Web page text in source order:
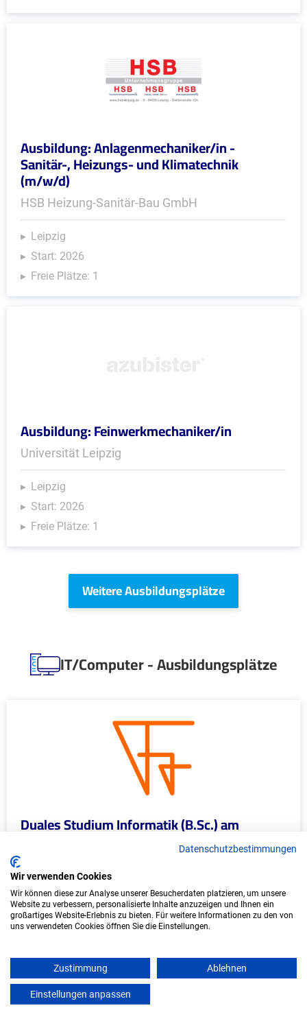
Ausbildung: Anlagenmechaniker/in -
Sanitär-, Heizungs- und Klimatechnik
(m/w/d)
HSB Heizung-Sanitär-Bau GmbH
Leipzig
Start: 2026
Freie Plätze: 1
Ausbildung: Feinwerkmechaniker/in
Universität Leipzig
Leipzig
Start: 2026
Freie Plätze: 1
Weitere Ausbildungsplätze
IT/Computer - Ausbildungsplätze
Duales Studium Informatik (B.Sc.) am
virtuellen Campus - IFIS-FR GmbH
In Kooperation mit IU Duales Studium
(Internationale Hochschule)
Start: Oktober 2026
Freie Plätze: 1
Datenschutzbestimmungen
Wir verwenden Cookies
Wir können diese zur Analyse unserer Besucherdaten platzieren, um unsere
Website zu verbessern, personalisierte Inhalte anzuzeigen und Ihnen ein
großartiges Website-Erlebnis zu bieten. Für weitere Informationen zu den von
uns verwendeten Cookies öffnen Sie die Einstellungen.
Zustimmung Ablehnen
Einstellungen anpassen